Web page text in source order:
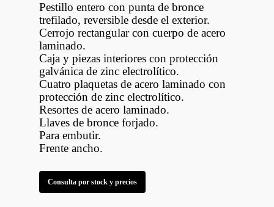
Pestillo entero con punta de bronce
trefilado, reversible desde el exterior.
Cerrojo rectangular con cuerpo de acero
laminado.
Caja y piezas interiores con protección
galvánica de zinc electrolítico.
Cuatro plaquetas de acero laminado con
protección de zinc electrolítico.
Resortes de acero laminado.
Llaves de bronce forjado.
Para embutir.
Frente ancho.
Consulta por stock y precios